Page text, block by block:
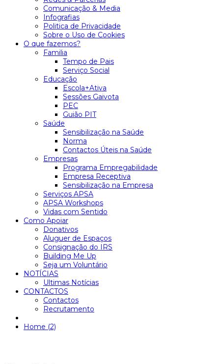
Comunicação & Media
Infografias
Politica de Privacidade
Sobre o Uso de Cookies
O que fazemos?
Familia
Tempo de Pais
Serviço Social
Educação
Escola+Ativa
Sessões Gaivota
PEC
Guião PIT
Saúde
Sensibilização na Saúde
Norma
Contactos Úteis na Saúde
Empresas
Programa Empregabilidade
Empresa Receptiva
Sensibilização na Empresa
Serviços APSA
APSA Workshops
Vidas com Sentido
Como Apoiar
Donativos
Aluguer de Espaços
Consignação do IRS
Building Me Up
Seja um Voluntário
NOTÍCIAS
Ultimas Notícias
CONTACTOS
Contactos
Recrutamento
Home (2)